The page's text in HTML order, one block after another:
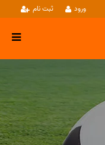
ثبت نام ورود